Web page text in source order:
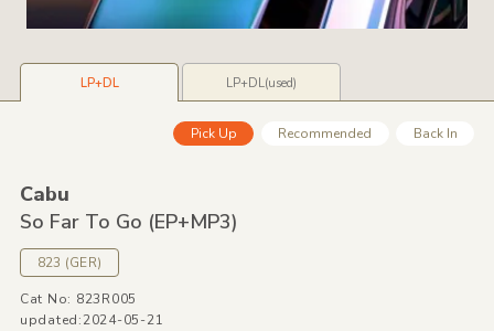
LP+DL LP+DL(used)
Pick Up Recommended Back In
Cabu
So Far To Go (EP+MP3)
823 (GER)
Cat No: 823R005
updated:2024-05-21